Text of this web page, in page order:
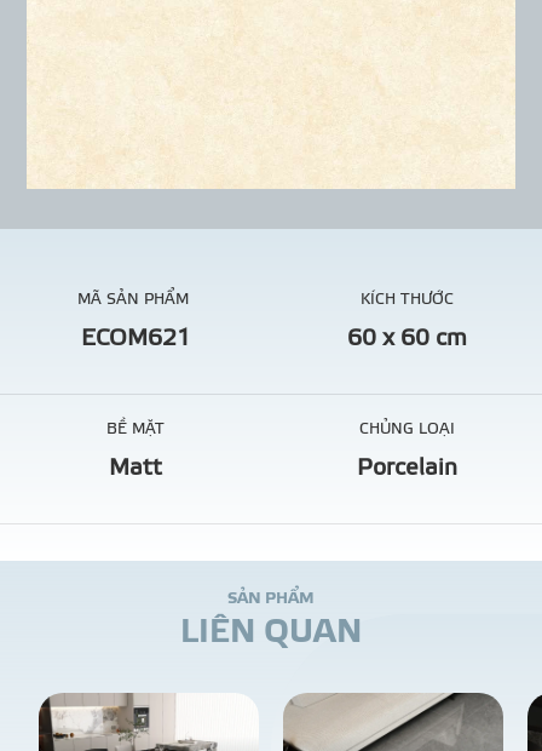
LIÊN HỆ - TƯ
MÃ SẢN PHẨM
ECOM621
KÍCH THƯỚC
60 x 60 cm
BỀ MẶT
Matt
CHỦNG LOẠI
Porcelain
SẢN PHẨM
LIÊN QUAN